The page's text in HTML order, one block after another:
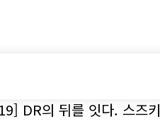
DR의 뒤를 잇다. 스즈